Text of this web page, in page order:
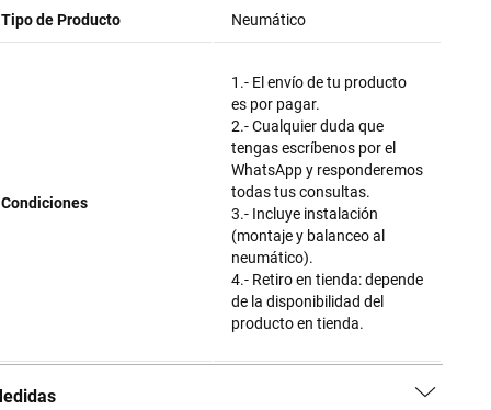
Tipo de Producto Neumático
Condiciones
1.- El envío de tu producto
es por pagar.
2.- Cualquier duda que
tengas escríbenos por el
WhatsApp y responderemos
todas tus consultas.
3.- Incluye instalación
(montaje y balanceo al
neumático).
4.- Retiro en tienda: depende
de la disponibilidad del
producto en tienda.